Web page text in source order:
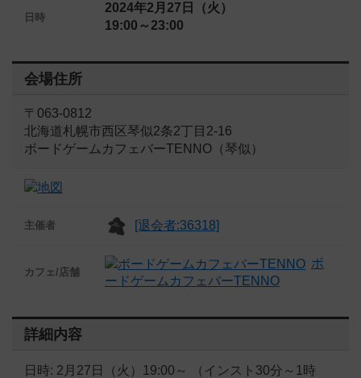
日時
2024年2月27日（火）
19:00～23:00
会場住所
〒063-0812
北海道札幌市西区琴似2条2丁目2-16
ボードゲームカフェバーTENNO（琴似）
主催者 [退会者:36318]
カフェ/店舗
ボ
ードゲームカフェバーTENNO
詳細内容
日時: 2月27日（火）19:00～ （インスト30分～1時